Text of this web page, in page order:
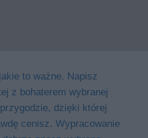
to ważne. Napisz
z bohaterem wybranej
dzięki której
cenisz. Wypracowanie